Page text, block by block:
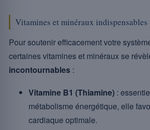
Vitamines et minéraux indispensables
Pour soutenir efficacement votre
certaines vitamines et minéraux se
incontournables :
Vitamine B1 (Thiamine) :
métabolisme énergétique, elle
cardiaque optimale.